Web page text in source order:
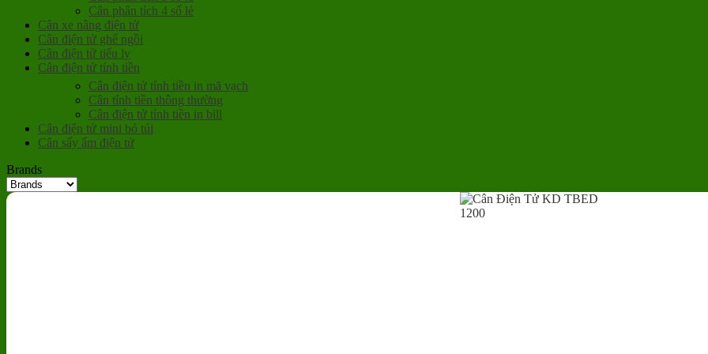
Cân phân tích 4 số lẻ
Cân xe nâng điện tử
Cân điện tử ghế ngồi
Cân điện tử tiểu ly
Cân điện tử tính tiền
Cân điện tử tính tiền in mã vạch
Cân tính tiền thông thường
Cân điện tử tính tiền in bill
Cân điện tử mini bỏ túi
Cân sấy ẩm điện tử
Brands